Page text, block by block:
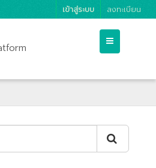
เข้าสู่ระบบ ลงทะเบียน